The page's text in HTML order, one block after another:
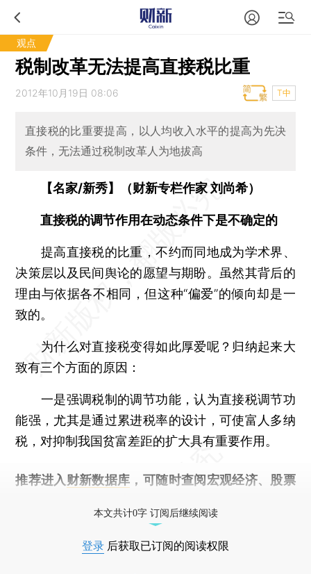
观点
税制改革无法提高直接税比重
2012年10月19日 08:06 T中
直接税的比重要提高，以人均收入水平的提高为先决
条件，无法通过税制改革人为地拔高
【名家/新秀】（财新专栏作家 刘尚希）
直接税的调节作用在动态条件下是不确定的
提高直接税的比重，不约而同地成为学术界、
决策层以及民间舆论的愿望与期盼。虽然其背后的
理由与依据各不相同，但这种“偏爱”的倾向却是一
致的。
为什么对直接税变得如此厚爱呢？归纳起来大
致有三个方面的原因：
一是强调税制的调节功能，认为直接税调节功
能强，尤其是通过累进税率的设计，可使富人多纳
税，对抑制我国贫富差距的扩大具有重要作用。
推荐进入 财新数据库 ，可随时查阅宏观经济、股票
本文共计0字 订阅后继续阅读
登录 后获取已订阅的阅读权限